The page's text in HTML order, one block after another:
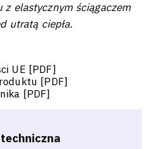
z elastycznym ściągaczem
utratą ciepła.
UE [PDF]
[PDF]
[PDF]